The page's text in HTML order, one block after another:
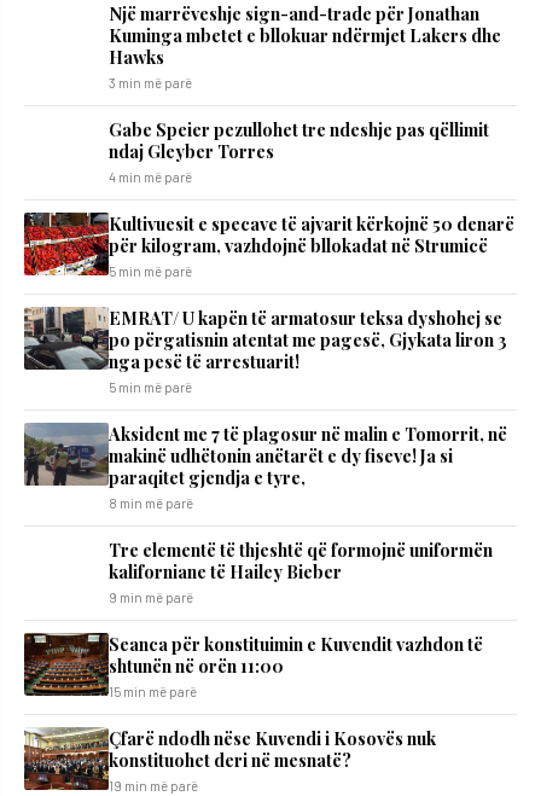
Një marrëveshje sign-and-trade për Jonathan
Kuminga mbetet e bllokuar ndërmjet Lakers dhe
Hawks
3 min më parë
Gabe Speier pezullohet tre ndeshje pas qëllimit
ndaj Gleyber Torres
4 min më parë
Kultivuesit e specave të ajvarit kërkojnë 50 denarë
për kilogram, vazhdojnë bllokadat në Strumicë
5 min më parë
EMRAT/ U kapën të armatosur teksa dyshohej se
po përgatisnin atentat me pagesë, Gjykata liron 3
nga pesë të arrestuarit!
5 min më parë
Aksident me 7 të plagosur në malin e Tomorrit, në
makinë udhëtonin anëtarët e dy fiseve! Ja si
paraqitet gjendja e tyre,
8 min më parë
Tre elementë të thjeshtë që formojnë uniformën
kaliforniane të Hailey Bieber
9 min më parë
Seanca për konstituimin e Kuvendit vazhdon të
shtunën në orën 11:00
15 min më parë
Çfarë ndodh nëse Kuvendi i Kosovës nuk
konstituohet deri në mesnatë?
19 min më parë